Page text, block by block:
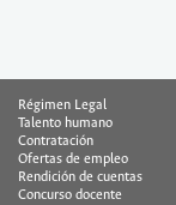
Régimen Legal
Talento humano
Contratación
Ofertas de empleo
Rendición de cuentas
Concurso docente